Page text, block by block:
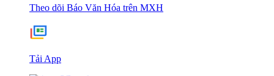
Theo dõi Báo Văn Hóa trên MXH
Tải App